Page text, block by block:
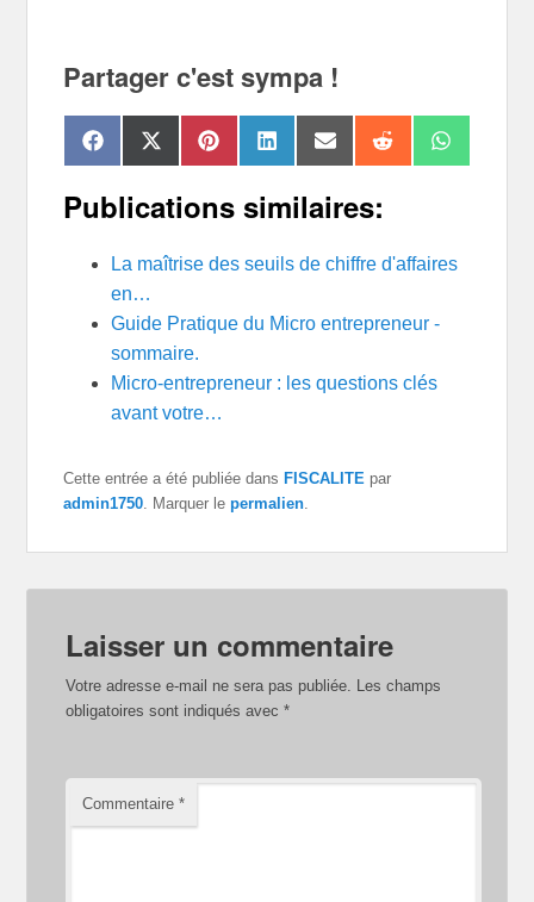
Partager c'est sympa !
Share
on
F
a
e
Share
on
X
(
w
t
)
Share
on
P
i
t
e
Share
on
L
i
k
I
Share
on
E
m
i
Share
on
R
e
Share
on
W
h
p
Publications similaires:
La maîtrise des seuils de chiffre d'affaires
en…
Guide Pratique du Micro entrepreneur -
sommaire.
Micro-entrepreneur : les questions clés
avant votre…
Cette entrée a été publiée dansFISCALITE par
admin1750 . Marquer lepermalien
Laisser un commentaire
Votre adresse e-mail ne sera pas publiée. Les champs
obligatoires sont indiqués avec*
Commentaire*